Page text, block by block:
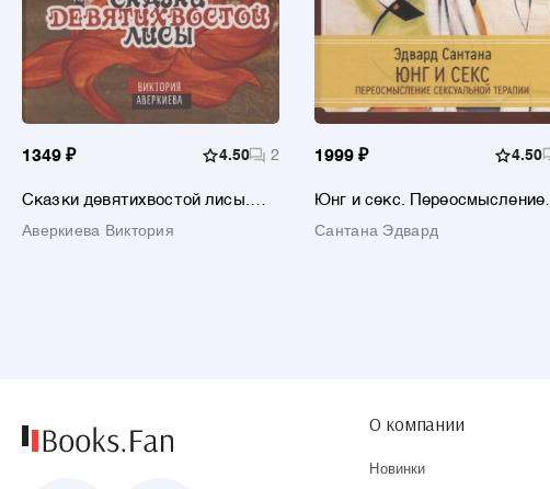
1349 ₽ 4.50 2
Сказки девятихвостой лисы.
о любви и жизни без драмы для
Аверкиева Виктория
1999 ₽ 4.50
Юнг и секс. Переосмысление
Сантана Эдвард
О компании
Новинки